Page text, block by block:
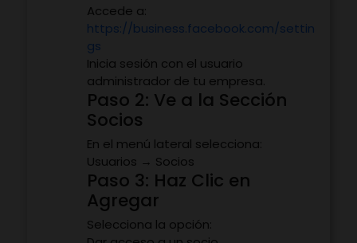
Accede a:
https://business.facebook.com/settin
gs
Inicia sesión con el usuario
administrador de tu empresa.
Paso 2: Ve a la Sección
Socios
En el menú lateral selecciona:
Usuarios → Socios
Paso 3: Haz Clic en
Agregar
Selecciona la opción: